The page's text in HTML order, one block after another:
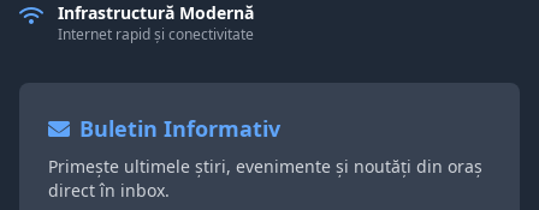
Infrastructură Modernă
Internet rapid și conectivitate
Buletin Informativ
Primește ultimele știri, evenimente și noutăți din oraș
direct în inbox.